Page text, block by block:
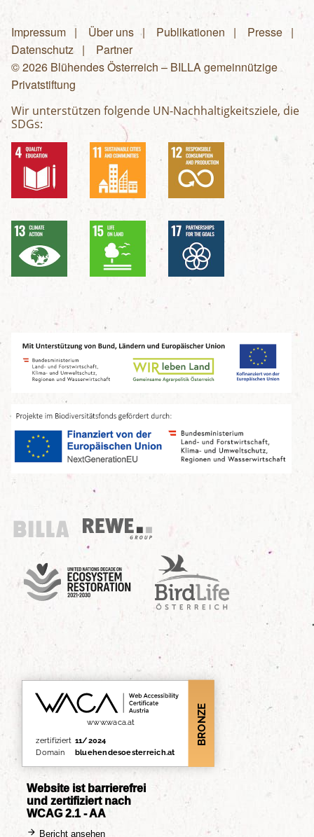
Fußzeilenmenü
Impressum Über uns Publikationen
Presse
Datenschutz
Partner
© 2026 Blühendes Österreich – BILLA gemeinnützige
Privatstiftung
Wir unterstützen folgende UN-Nachhaltigkeitsziele, die
SDGs:
Billa
REWE Group
UN Decade
Birdlife